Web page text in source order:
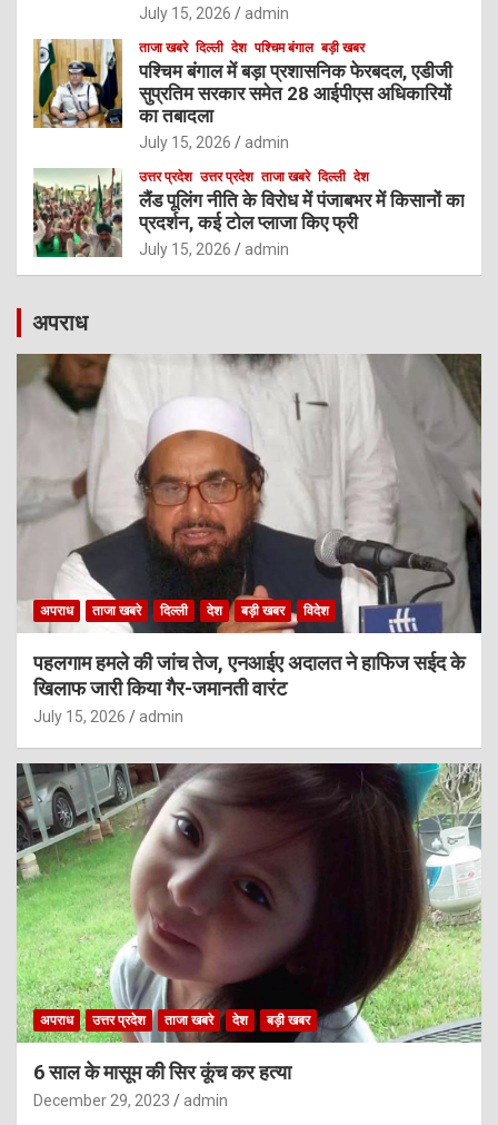
July 15, 2026 admin
ताजा खबरे दिल्ली देश पश्चिम बंगाल बड़ी खबर
पश्चिम बंगाल में बड़ा प्रशासनिक फेरबदल, एडीजी
सुप्रतिम सरकार समेत 28 आईपीएस अधिकारियों
का तबादला
July 15, 2026 admin
उत्तर प्रदेश उत्तर प्रदेश ताजा खबरे दिल्ली देश
लैंड पूलिंग नीति के विरोध में पंजाबभर में किसानों का
प्रदर्शन, कई टोल प्लाजा किए फ्री
July 15, 2026 admin
अपराध
अपराध ताजा खबरे दिल्ली देश बड़ी खबर विदेश
पहलगाम हमले की जांच तेज, एनआईए अदालत ने हाफिज सईद के
खिलाफ जारी किया गैर-जमानती वारंट
July 15, 2026 admin
अपराध उत्तर प्रदेश ताजा खबरे देश बड़ी खबर
6 साल के मासूम की सिर कूंच कर हत्या
December 29, 2023 admin